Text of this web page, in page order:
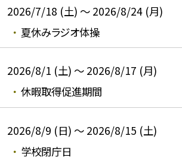
2026/7/18 (土) ～ 2026/8/24 (月)
夏休みラジオ体操
2026/8/1 (土) ～ 2026/8/17 (月)
休暇取得促進期間
2026/8/9 (日) ～ 2026/8/15 (土)
学校閉庁日